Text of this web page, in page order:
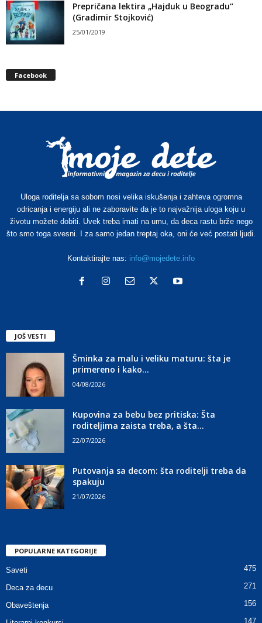
Prepričana lektira „Hajduk u Beogradu“
(Gradimir Stojković)
25/01/2019
Facebook
Uloga roditelja sa sobom nosi velika iskušenja i zahteva ogromna
odricanja i energiju ali ne zaboravite da je to najvažnija uloga koju u
životu možete dobiti. Uvek treba imati na umu, da deca rastu brže nego
što smo toga svesni. I za samo jedan treptaj oka, oni će već postati ljudi.
Kontaktirajte nas: info@mojedete.info
JOŠ VESTI
Šminka za malu i veliku maturu: šta je
primereno i kako...
04/08/2026
Kupovina za bebu bez pritiska: Šta
roditeljima zaista treba, a šta...
22/07/2026
Putovanja sa decom: šta roditelji treba da
spakuju
21/07/2026
POPULARNE KATEGORIJE
Saveti 475
Deca za decu 271
Obaveštenja 156
147